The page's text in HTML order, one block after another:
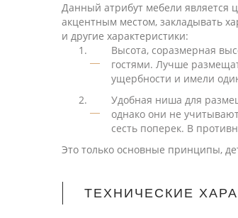
Данный атрибут мебели является
акцентным местом, закладывать
и другие характеристики:
Высота, соразмерная
гостями. Лучше
ущербности и имели
Удобная ниша для
однако они не
сесть поперек. В
Это только основные принципы,
ТЕХНИЧЕСКИЕ